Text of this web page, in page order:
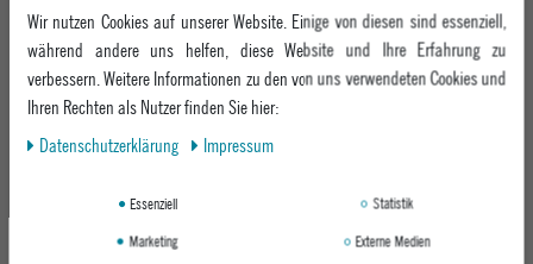
Gutscheine
Click & Collect
Samstag: 10:00 - 17:00
Whatsapp
Kontaktformular
Jobs
We Care - Wiederverwendete Verpackungen
Verleih
EPOXY STORES
Deggendorf
KEEP UP WITH US
Facebook
Wir nutzen Cookies auf unserer Website. Einige von diesen sind essenziell,
während andere uns helfen, diese Website und Ihre Erfahrung zu
verbessern. Weitere Informationen zu den von uns verwendeten Cookies und
Ihren Rechten als Nutzer finden Sie hier:
Daten­schutz­erklärung
Impressum
Essenziell
Statistik
Marketing
Externe Medien